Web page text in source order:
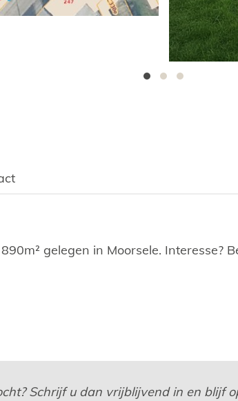
gelegen in Moorsele. Interesse?
Schrijf u dan vrijblijvend in en blijf